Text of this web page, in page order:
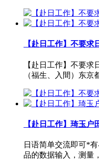
【赴日工作】不要求
【赴日工作】不要
（福生、入間）东京
【赴日工作】琦玉户
日语简单交流即可*
品的数据输入，测量